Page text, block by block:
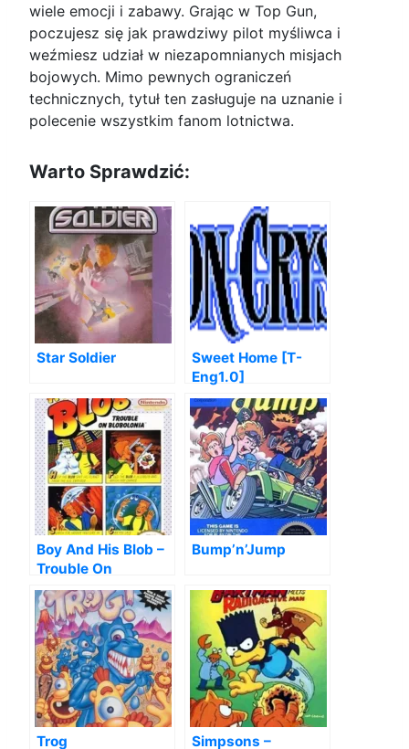
wiele emocji i zabawy. Grając w Top Gun,
poczujesz się jak prawdziwy pilot myśliwca i
weźmiesz udział w niezapomnianych misjach
bojowych. Mimo pewnych ograniczeń
technicznych, tytuł ten zasługuje na uznanie i
polecenie wszystkim fanom lotnictwa.
Warto Sprawdzić:
Star Soldier
Sweet Home [T-
Eng1.0]
Boy And His Blob –
Trouble On
Blobolonia, A
Bump’n’Jump
Trog Simpsons –